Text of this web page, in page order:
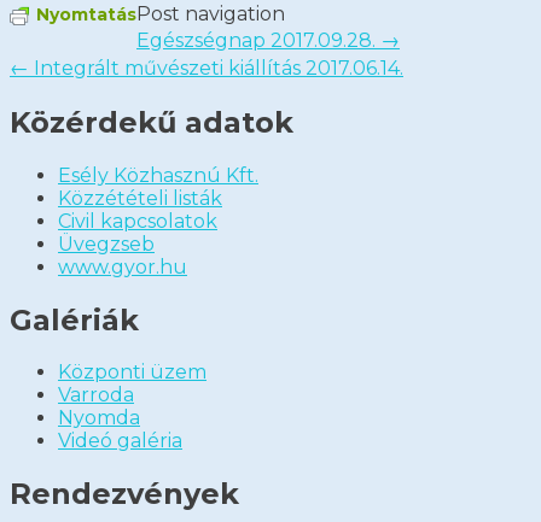
NyomtatásPost navigation
Egészségnap 2017.09.28. →
← Integrált művészeti kiállítás 2017.06.14.
Közérdekű adatok
Esély Közhasznú Kft.
Közzétételi listák
Civil kapcsolatok
Üvegzseb
www.gyor.hu
Galériák
Központi üzem
Varroda
Nyomda
Videó galéria
Rendezvények